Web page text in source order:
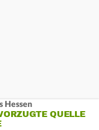
Hessen
QUELLE